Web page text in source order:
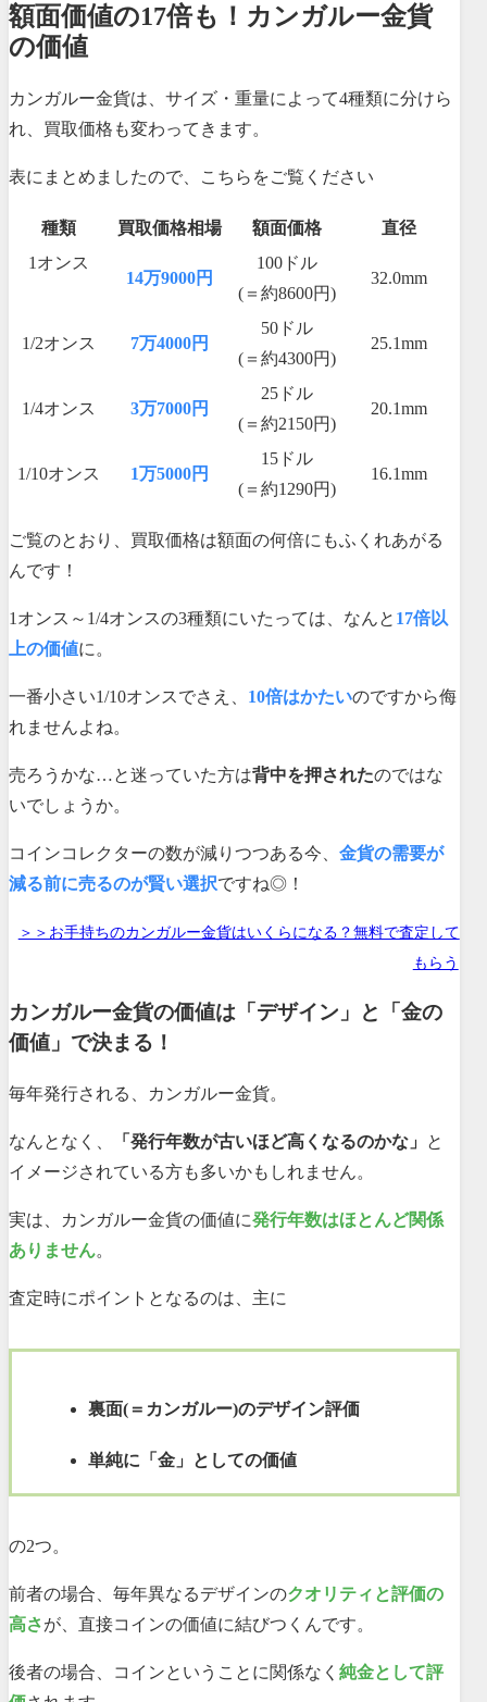
額面価値の17倍も！カンガルー金貨
の価値
カンガルー金貨は、サイズ・重量によって4種類に分けら
れ、買取価格も変わってきます。
表にまとめましたので、こちらをご覧ください
種類 買取価格相場 額面価格
直径
1オンス
14万9000円
100ドル
(＝約8600円)
32.0mm
1/2オンス 7万4000円
50ドル
(＝約4300円)
25.1mm
1/4オンス 3万7000円
25ドル
(＝約2150円)
20.1mm
1/10オンス 1万5000円
15ドル
(＝約1290円)
16.1mm
ご覧のとおり、買取価格は額面の何倍にもふくれあがる
んです！
1オンス～1/4オンスの3種類にいたっては、なんと 17倍以
上の価値に。
一番小さい1/10オンスでさえ、 10倍はかたいのですから侮
れませんよね。
売ろうかな…と迷っていた方は背中を押されたのではな
いでしょうか。
コインコレクターの数が減りつつある今、 金貨の需要が
減る前に売るのが賢い選択ですね◎！
＞＞お手持ちのカンガルー金貨はいくらになる？無料で査定して
もらう
カンガルー金貨の価値は「デザイン」と「金の
価値」で決まる！
毎年発行される、カンガルー金貨。
なんとなく、 「発行年数が古いほど高くなるのかな」
と
イメージされている方も多いかもしれません。
実は、カンガルー金貨の価値に発行年数はほとんど関係
ありません。
査定時にポイントとなるのは、主に
裏面(＝カンガルー)のデザイン評価
単純に「金」としての価値
の2つ。
前者の場合、毎年異なるデザインのクオリティと評価の
高さが、直接コインの価値に結びつくんです。
後者の場合、コインということに関係なく 純金として評